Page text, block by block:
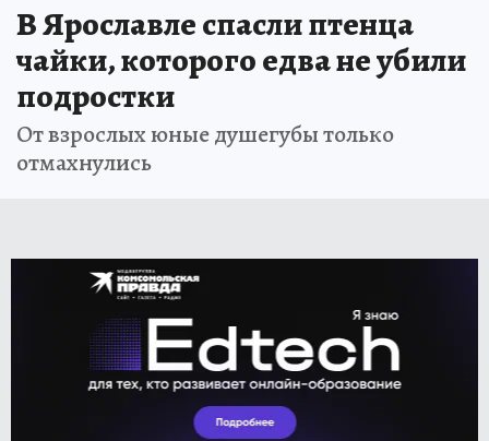
В Ярославле спасли птенца
чайки, которого едва не убили
подростки
От взрослых юные душегубы только
отмахнулись